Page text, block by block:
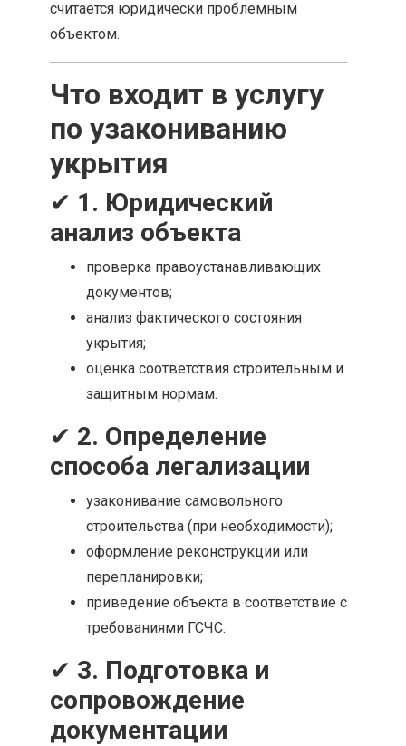
считается юридически проблемным
объектом.
Что входит в услугу
по узакониванию
укрытия
✔ 1. Юридический
анализ объекта
проверка правоустанавливающих
документов;
анализ фактического состояния
укрытия;
оценка соответствия строительным и
защитным нормам.
✔ 2. Определение
способа легализации
узаконивание самовольного
строительства (при необходимости);
оформление реконструкции или
перепланировки;
приведение объекта в соответствие с
требованиями ГСЧС.
✔ 3. Подготовка и
сопровождение
документации